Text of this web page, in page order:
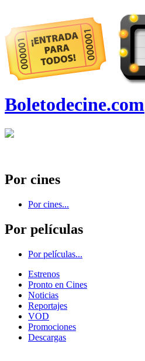
Boletodecine.com
Por cines
Por cines...
Por películas
Por películas...
Estrenos
Pronto en Cines
Noticias
Reportajes
VOD
Promociones
Descargas